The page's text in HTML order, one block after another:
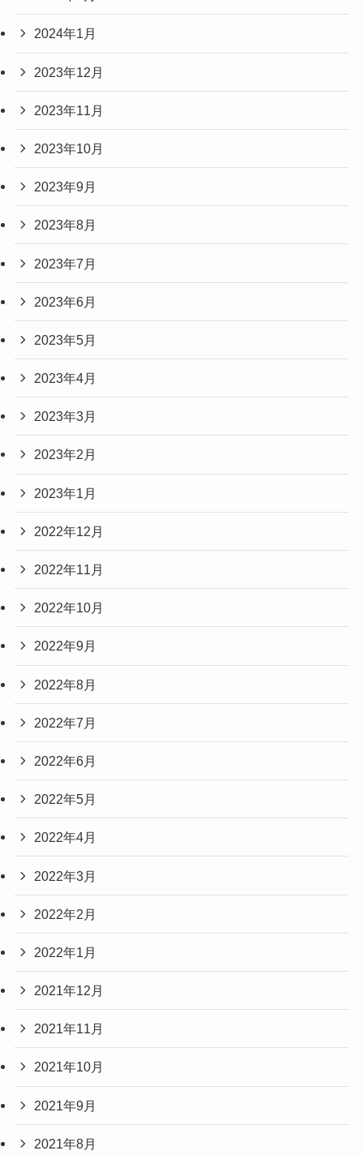
2024年1月
2023年12月
2023年11月
2023年10月
2023年9月
2023年8月
2023年7月
2023年6月
2023年5月
2023年4月
2023年3月
2023年2月
2023年1月
2022年12月
2022年11月
2022年10月
2022年9月
2022年8月
2022年7月
2022年6月
2022年5月
2022年4月
2022年3月
2022年2月
2022年1月
2021年12月
2021年11月
2021年10月
2021年9月
2021年8月